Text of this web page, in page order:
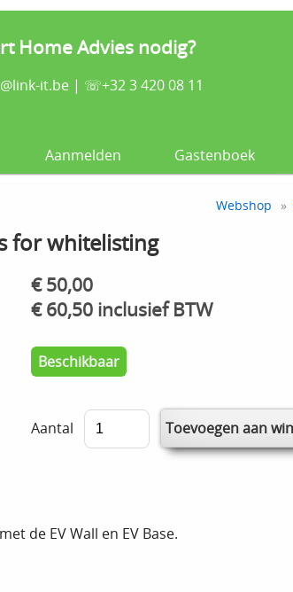
Home Advies nodig?
it.be | ☏+32 3 420 08 11
Aanmelden Gastenboek
Webshop »
for whitelisting
€ 50,00
€ 60,50 inclusief BTW
Beschikbaar
Aantal
de EV Wall en EV Base.